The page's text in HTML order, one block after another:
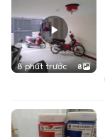
8 phút trước 8